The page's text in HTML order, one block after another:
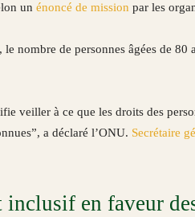
un énoncé de mission par les
nombre de personnes âgées de 80
veiller à ce que les droits des
a déclaré l’ONU. Secrétaire
en faveur